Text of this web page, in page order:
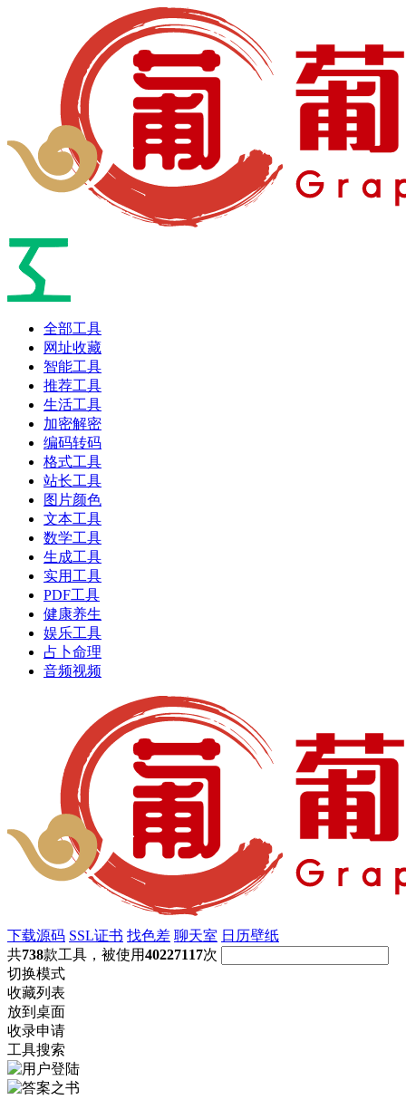
全部工具
网址收藏
智能工具
推荐工具
生活工具
加密解密
编码转码
格式工具
站长工具
图片颜色
文本工具
数学工具
生成工具
实用工具
PDF工具
健康养生
娱乐工具
占卜命理
音频视频
下载源码 SSL证书 找色差 聊天室 日历壁纸
共738款工具，被使用40227117次
切换模式
收藏列表
放到桌面
收录申请
工具搜索